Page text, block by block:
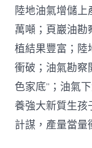
陸地油氣增儲
萬噸；頁巖油勘
植結果豐富；陸
衝破；油氣勘察
色家底”；油氣
養強大新質生孩
計謀，產量當量